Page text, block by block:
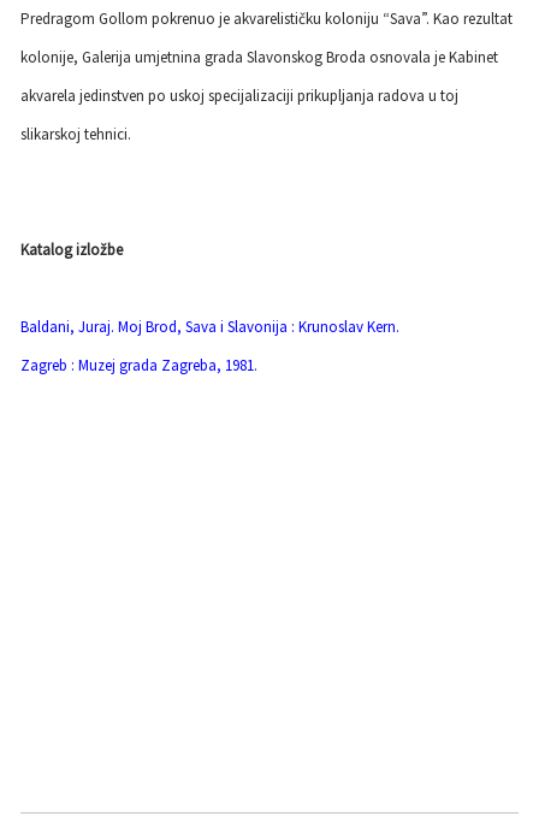
Predragom Gollom pokrenuo je akvarelističku koloniju “Sava”. Kao rezultat
kolonije, Galerija umjetnina grada Slavonskog Broda osnovala je Kabinet
akvarela jedinstven po uskoj specijalizaciji prikupljanja radova u toj
slikarskoj tehnici.
Katalog izložbe
Baldani, Juraj. Moj Brod, Sava i Slavonija : Krunoslav Kern.
Zagreb : Muzej grada Zagreba, 1981.